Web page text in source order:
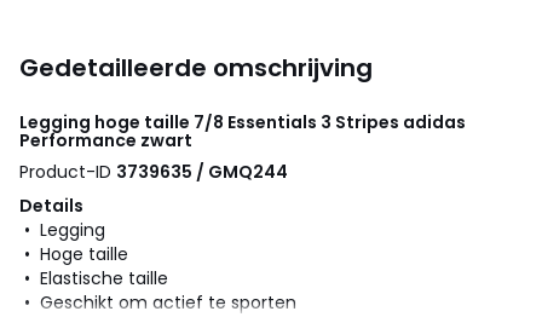
Gedetailleerde omschrijving
Legging hoge taille 7/8 Essentials 3 Stripes adidas
Performance zwart
Product-ID 3739635 / GMQ244
Details
• Legging
• Hoge taille
• Elastische taille
• Geschikt om actief te sporten